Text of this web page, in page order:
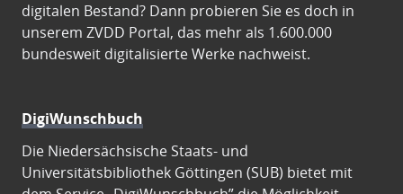
digitalen Bestand? Dann probieren Sie es doch in
unserem ZVDD Portal, das mehr als 1.600.000
bundesweit digitalisierte Werke nachweist.
DigiWunschbuch
Die Niedersächsische Staats- und
Universitätsbibliothek Göttingen (SUB) bietet mit